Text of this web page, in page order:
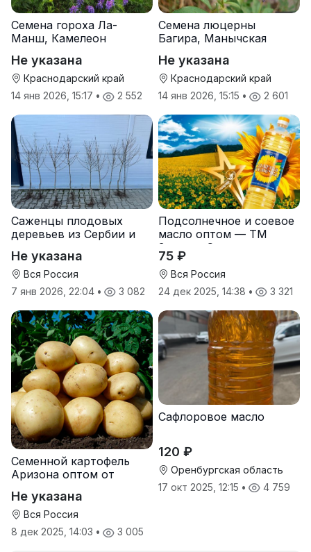
Семена гороха Ла-
Манш, Камелеон
Не указана
Краснодарский край
14 янв 2026, 15:17 • 2 552
Семена люцерны
Багира, Манычская
Не указана
Краснодарский край
14 янв 2026, 15:15 • 2 601
Саженцы плодовых
деревьев из Сербии и
Не указана
Вся Россия
7 янв 2026, 22:04 • 3 082
Подсолнечное и соевое
масло оптом — ТМ
Золотая Семечка
75 ₽
Вся Россия
24 дек 2025, 14:38 • 3 321
Семенной картофель
Аризона оптом от
Не указана
Вся Россия
8 дек 2025, 14:03 • 3 005
Сафлоровое масло
120 ₽
Оренбургская область
17 окт 2025, 12:15 • 4 759